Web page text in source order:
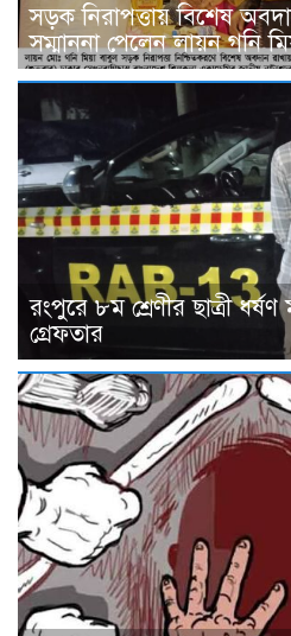
সড়ক নিরাপত্তায় বিশেষ
সম্মাননা পেলেন লায়ন গনি
রংপুরে ৮ম শ্রেণীর ছাত্রী
গ্রেফতার